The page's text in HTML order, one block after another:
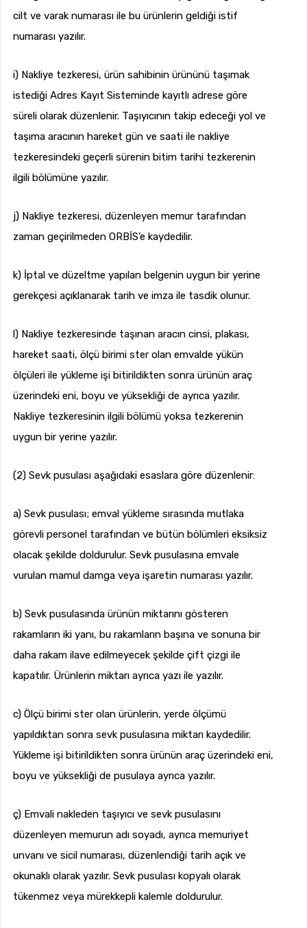
cilt ve varak numarası ile bu ürünlerin geldiği istif
numarası yazılır.
i) Nakliye tezkeresi, ürün sahibinin ürününü taşımak
istediği Adres Kayıt Sisteminde kayıtlı adrese göre
süreli olarak düzenlenir. Taşıyıcının takip edeceği yol ve
taşıma aracının hareket gün ve saati ile nakliye
tezkeresindeki geçerli sürenin bitim tarihi tezkerenin
ilgili bölümüne yazılır.
j) Nakliye tezkeresi, düzenleyen memur tarafından
zaman geçirilmeden ORBİS’e kaydedilir.
k) İptal ve düzeltme yapılan belgenin uygun bir yerine
gerekçesi açıklanarak tarih ve imza ile tasdik olunur.
l) Nakliye tezkeresinde taşınan aracın cinsi, plakası,
hareket saati, ölçü birimi ster olan emvalde yükün
ölçüleri ile yükleme işi bitirildikten sonra ürünün araç
üzerindeki eni, boyu ve yüksekliği de ayrıca yazılır.
Nakliye tezkeresinin ilgili bölümü yoksa tezkerenin
uygun bir yerine yazılır.
(2) Sevk pusulası aşağıdaki esaslara göre düzenlenir:
a) Sevk pusulası; emval yükleme sırasında mutlaka
görevli personel tarafından ve bütün bölümleri eksiksiz
olacak şekilde doldurulur. Sevk pusulasına emvale
vurulan mamul damga veya işaretin numarası yazılır.
b) Sevk pusulasında ürünün miktarını gösteren
rakamların iki yanı, bu rakamların başına ve sonuna bir
daha rakam ilave edilmeyecek şekilde çift çizgi ile
kapatılır. Ürünlerin miktarı ayrıca yazı ile yazılır.
c) Ölçü birimi ster olan ürünlerin, yerde ölçümü
yapıldıktan sonra sevk pusulasına miktarı kaydedilir.
Yükleme işi bitirildikten sonra ürünün araç üzerindeki eni,
boyu ve yüksekliği de pusulaya ayrıca yazılır.
ç) Emvali nakleden taşıyıcı ve sevk pusulasını
düzenleyen memurun adı soyadı, ayrıca memuriyet
unvanı ve sicil numarası, düzenlendiği tarih açık ve
okunaklı olarak yazılır. Sevk pusulası kopyalı olarak
tükenmez veya mürekkepli kalemle doldurulur.